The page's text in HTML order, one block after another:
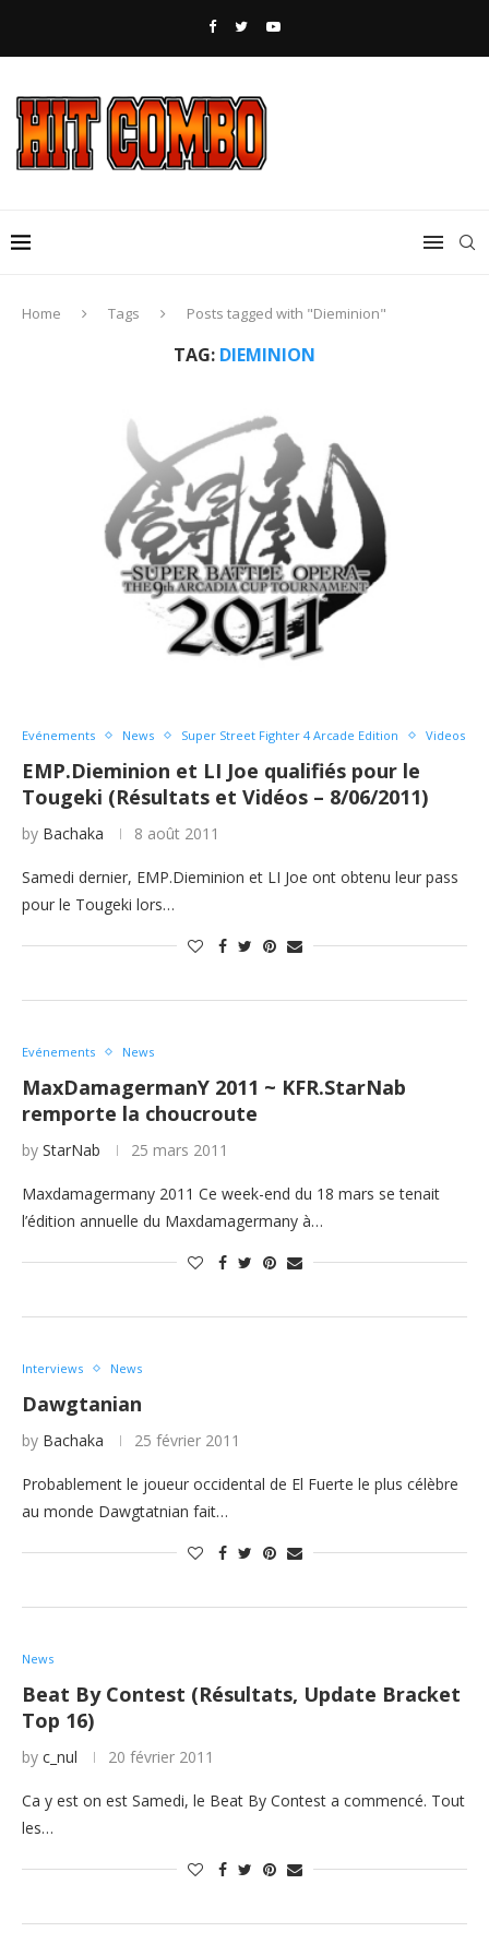
Home Tags Posts tagged with "Dieminion"
TAG: DIEMINION
Evénements News Super Street Fighter 4 Arcade Edition Videos
EMP.Dieminion et LI Joe qualifiés pour le
Tougeki (Résultats et Vidéos – 8/06/2011)
by Bachaka 8 août 2011
Samedi dernier, EMP.Dieminion et LI Joe ont obtenu leur pass
pour le Tougeki lors…
Evénements News
MaxDamagermanY 2011 ~ KFR.StarNab
remporte la choucroute
by StarNab 25 mars 2011
Maxdamagermany 2011 Ce week-end du 18 mars se tenait
l’édition annuelle du Maxdamagermany à…
Interviews News
Dawgtanian
by Bachaka 25 février 2011
Probablement le joueur occidental de El Fuerte le plus célèbre
au monde Dawgtatnian fait…
News
Beat By Contest (Résultats, Update Bracket
Top 16)
by c_nul 20 février 2011
Ca y est on est Samedi, le Beat By Contest a commencé. Tout
les…